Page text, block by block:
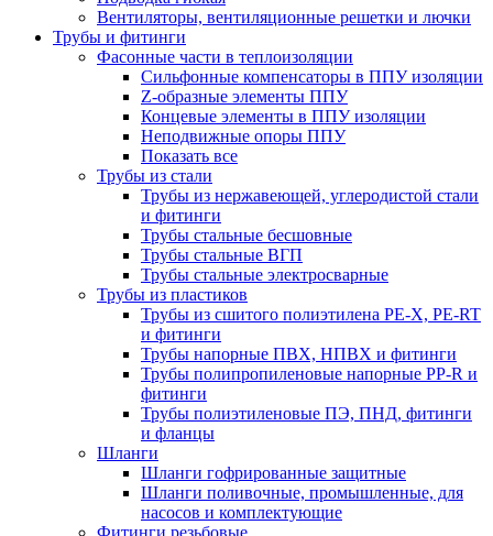
Вентиляторы, вентиляционные решетки и лючки
Трубы и фитинги
Фасонные части в теплоизоляции
Cильфонные компенсаторы в ППУ изоляции
Z-образные элементы ППУ
Концевые элементы в ППУ изоляции
Неподвижные опоры ППУ
Показать все
Трубы из стали
Трубы из нержавеющей, углеродистой стали
и фитинги
Трубы стальные бесшовные
Трубы стальные ВГП
Трубы стальные электросварные
Трубы из пластиков
Трубы из сшитого полиэтилена PE-X, PE-RT
и фитинги
Трубы напорные ПВХ, НПВХ и фитинги
Трубы полипропиленовые напорные PP-R и
фитинги
Трубы полиэтиленовые ПЭ, ПНД, фитинги
и фланцы
Шланги
Шланги гофрированные защитные
Шланги поливочные, промышленные, для
насосов и комплектующие
Фитинги резьбовые